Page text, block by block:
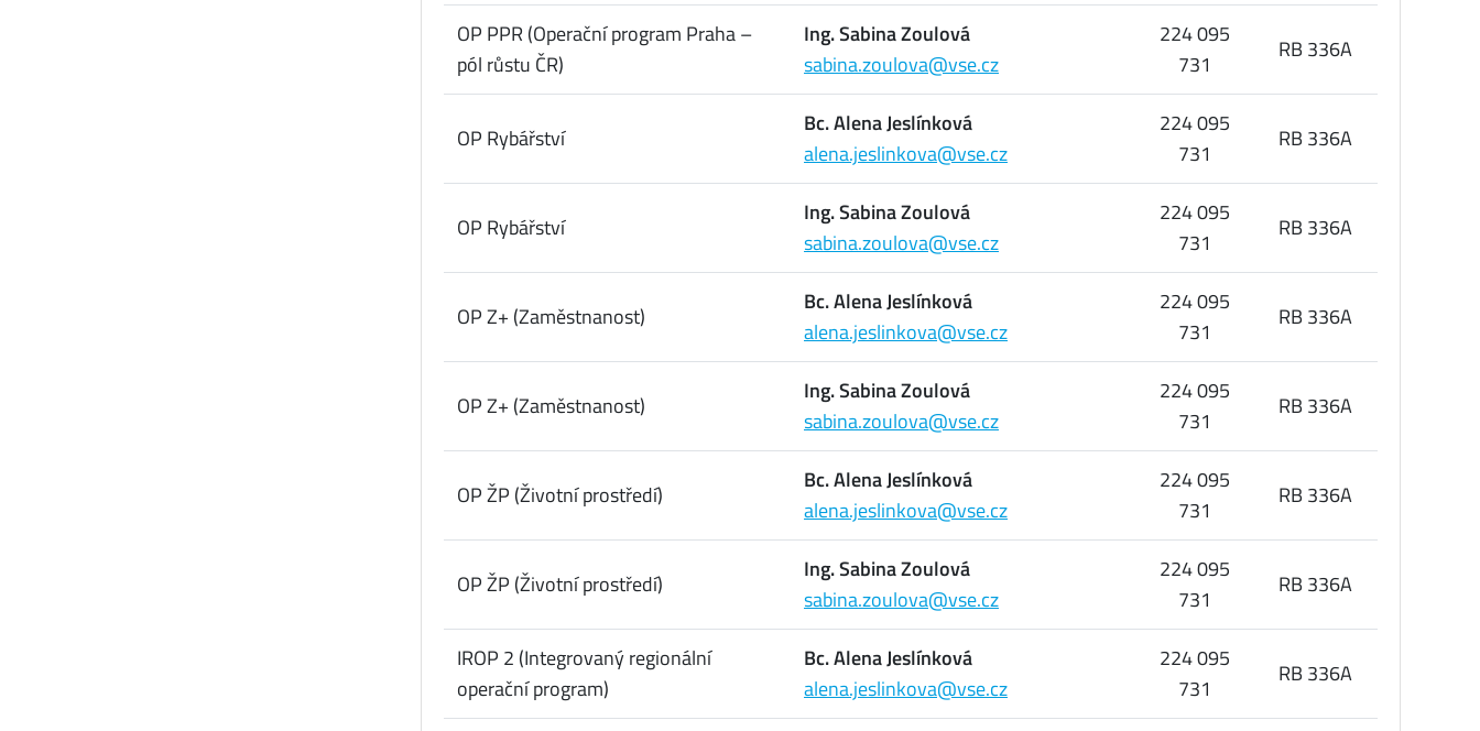
OP PPR (Operační program Praha –
pól růstu ČR)
Ing. Sabina Zoulová
sabina.zoulova@vse.cz
224 095
731
RB 336A
OP Rybářství
Bc. Alena Jeslínková
alena.jeslinkova@vse.cz
224 095
731
RB 336A
OP Rybářství
Ing. Sabina Zoulová
sabina.zoulova@vse.cz
224 095
731
RB 336A
OP Z+ (Zaměstnanost)
Bc. Alena Jeslínková
alena.jeslinkova@vse.cz
224 095
731
RB 336A
OP Z+ (Zaměstnanost)
Ing. Sabina Zoulová
sabina.zoulova@vse.cz
224 095
731
RB 336A
OP ŽP (Životní prostředí)
Bc. Alena Jeslínková
alena.jeslinkova@vse.cz
224 095
731
RB 336A
OP ŽP (Životní prostředí)
Ing. Sabina Zoulová
sabina.zoulova@vse.cz
224 095
731
RB 336A
IROP 2 (Integrovaný regionální
operační program)
Bc. Alena Jeslínková
alena.jeslinkova@vse.cz
224 095
731
RB 336A